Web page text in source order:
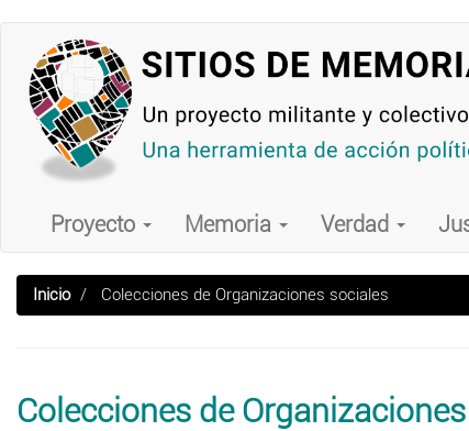
contenido
principal
Main
navigation
Proyecto Memoria Verdad
Inicio Colecciones de Organizaciones sociales
Colecciones de